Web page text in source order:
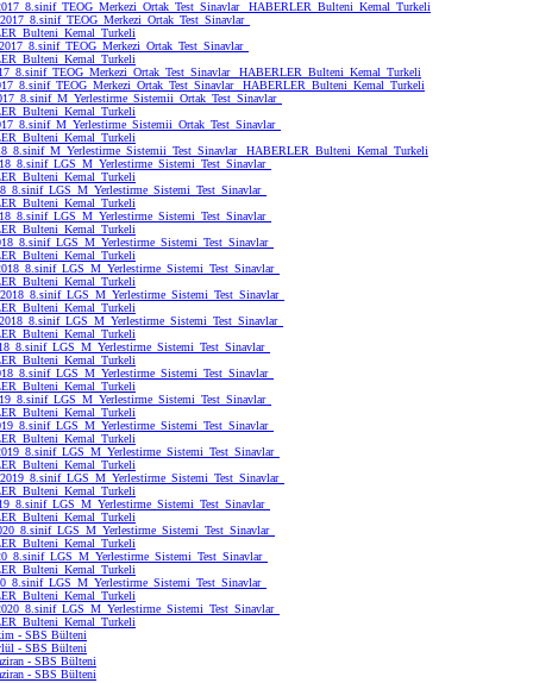
HABERLER_Bulteni_Kemal_Turkeli
HABERLER_Bulteni_Kemal_Turkeli
HABERLER_Bulteni_Kemal_Turkeli
HABERLER_Bulteni_Kemal_Turkeli
- SBS Bülteni
- SBS Bülteni
- SBS Bülteni
- SBS Bülteni